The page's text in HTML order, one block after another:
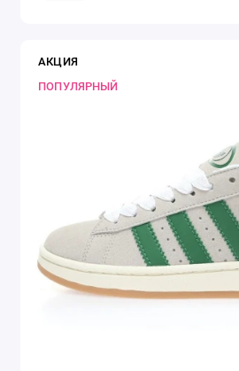
АКЦИЯ
ПОПУЛЯРНЫЙ